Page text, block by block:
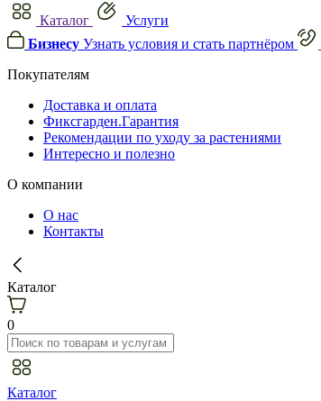
Каталог
Услуги
Бизнесу Узнать условия и стать партнёром
Покупателям
Доставка и оплата
Фиксгарден.Гарантия
Рекомендации по уходу за растениями
Интересно и полезно
О компании
О нас
Контакты
Каталог
0
Каталог